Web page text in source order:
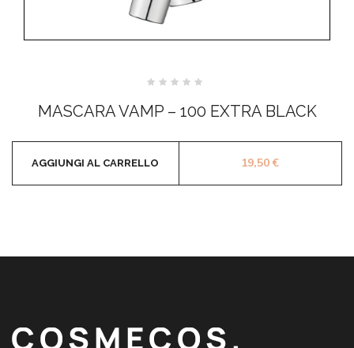
su
5
MASCARA VAMP – 100 EXTRA BLACK
19,50€
AGGIUNGI AL CARRELLO